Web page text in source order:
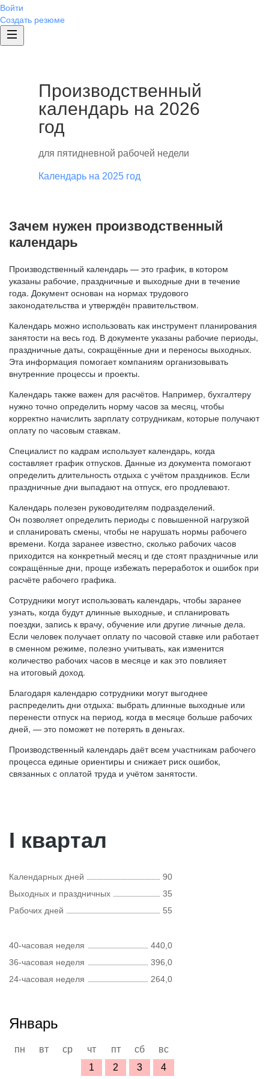
Войти
Создать резюме
Производственный
календарь на 2026
год
для пятидневной рабочей недели
Календарь на 2025 год
Зачем нужен производственный
календарь
Производственный календарь — это график, в котором
указаны рабочие, праздничные и выходные дни в течение
года. Документ основан на нормах трудового
законодательства и утверждён правительством.
Календарь можно использовать как инструмент планирования
занятости на весь год. В документе указаны рабочие периоды,
праздничные даты, сокращённые дни и переносы выходных.
Эта информация помогает компаниям организовывать
внутренние процессы и проекты.
Календарь также важен для расчётов. Например, бухгалтеру
нужно точно определить норму часов за месяц, чтобы
корректно начислить зарплату сотрудникам, которые получают
оплату по часовым ставкам.
Специалист по кадрам использует календарь, когда
составляет график отпусков. Данные из документа помогают
определить длительность отдыха с учётом праздников. Если
праздничные дни выпадают на отпуск, его продлевают.
Календарь полезен руководителям подразделений.
Он позволяет определить периоды с повышенной нагрузкой
и спланировать смены, чтобы не нарушать нормы рабочего
времени. Когда заранее известно, сколько рабочих часов
приходится на конкретный месяц и где стоят праздничные или
сокращённые дни, проще избежать переработок и ошибок при
расчёте рабочего графика.
Сотрудники могут использовать календарь, чтобы заранее
узнать, когда будут длинные выходные, и спланировать
поездки, запись к врачу, обучение или другие личные дела.
Если человек получает оплату по часовой ставке или работает
в сменном режиме, полезно учитывать, как изменится
количество рабочих часов в месяце и как это повлияет
на итоговый доход.
Благодаря календарю сотрудники могут выгоднее
распределить дни отдыха: выбрать длинные выходные или
перенести отпуск на период, когда в месяце больше рабочих
дней, — это поможет не потерять в деньгах.
Производственный календарь даёт всем участникам рабочего
процесса единые ориентиры и снижает риск ошибок,
связанных с оплатой труда и учётом занятости.
I квартал
Календарных дней
90
Выходных и праздничных
35
Рабочих дней
55
40-часовая неделя
440,0
36-часовая неделя
396,0
24-часовая неделя
264,0
Январь
пн вт ср чт пт сб
вс
1
2 3 4